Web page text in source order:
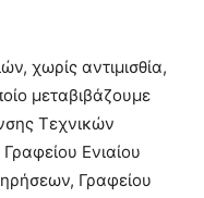
χωρίς αντιμισθία,
μεταβιβάζουμε
Τεχνικών
Ενιαίου
Γραφείου